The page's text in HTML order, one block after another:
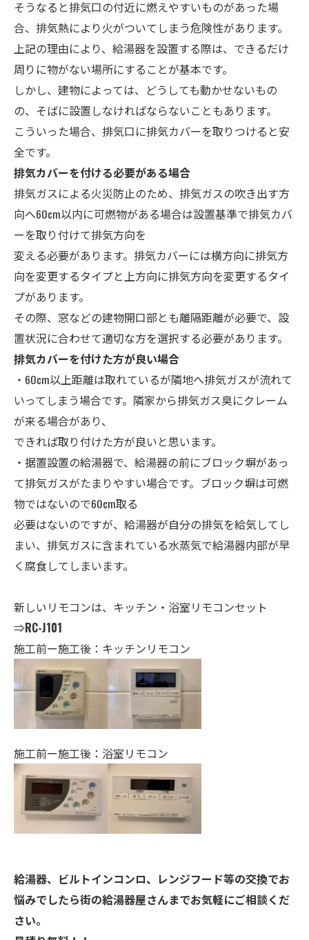
そうなると排気口の付近に燃えやすいものがあった場
合、排気熱により火がついてしまう危険性があります。
上記の理由により、給湯器を設置する際は、できるだけ
周りに物がない場所にすることが基本です。
しかし、建物によっては、どうしても動かせないもの
の、そばに設置しなければならないこともあります。
こういった場合、排気口に排気カバーを取りつけると安
全です。
排気カバーを付ける必要がある場合
排気ガスによる火災防止のため、排気ガスの吹き出す方
向へ60cm以内に可燃物がある場合は設置基準で排気カバ
ーを取り付けて排気方向を
変える必要があります。排気カバーには横方向に排気方
向を変更するタイプと上方向に排気方向を変更するタイ
プがあります。
その際、窓などの建物開口部とも離隔距離が必要で、設
置状況に合わせて適切な方を選択する必要があります。
排気カバーを付けた方が良い場合
・60cm以上距離は取れているが隣地へ排気ガスが流れて
いってしまう場合です。隣家から排気ガス臭にクレーム
が来る場合があり、
できれば取り付けた方が良いと思います。
・据置設置の給湯器で、給湯器の前にブロック塀があっ
て排気ガスがたまりやすい場合です。ブロック塀は可燃
物ではないので60cm取る
必要はないのですが、給湯器が自分の排気を給気してし
まい、排気ガスに含まれている水蒸気で給湯器内部が早
く腐食してしまいます。
新しいリモコンは、キッチン・ 浴室リモコンセット
⇒RC-J101
施工前ー施工後：キッチンリモコン
施工前ー施工後：浴室リモコン
給湯器、ビルトインコンロ、レンジフード等の交換でお
悩みでしたら街の給湯器屋さんまでお気軽にご相談くだ
さい。